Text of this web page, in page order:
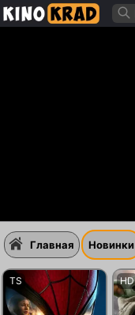
Главная Новинки